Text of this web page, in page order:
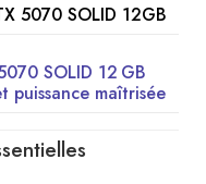
5070 SOLID 12GB
SOLID 12 GB
puissance maîtrisée